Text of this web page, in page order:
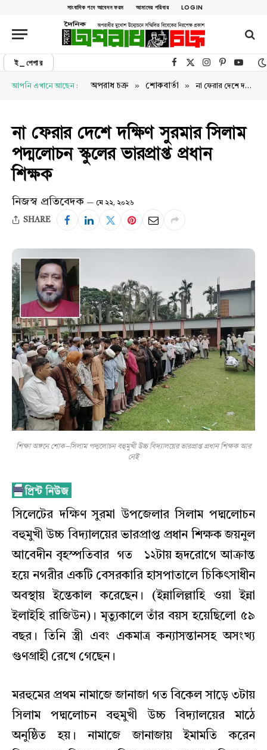
সাংবাদিক পদে আবেদন ফরম আমাদের পরিবার LOGIN
ই_পেপার Facebook
X (Twitter)Instagram
Pinterest
আপনি এখানে আছেন : অপরাধ চক্র » শোকবার্তা » না ফেরার দেশে দক্ষিণ সুরমার সিলাম পদ্মলোচন স্কুলের ভারপ্রাপ্ত প্রধান শিক্ষক
না ফেরার দেশে দক্ষিণ সুরমার সিলাম
পদ্মলোচন স্কুলের ভারপ্রাপ্ত প্রধান
শিক্ষক
নিজস্ব প্রতিবেদক মে ২২, ২০২৬
SHARE
শিক্ষা অঙ্গনে শোক—সিলাম পদ্মলোচন বহুমুখী উচ্চ বিদ্যালয়ের ভারপ্রাপ্ত প্রধান শিক্ষক আর
নেই
সিলেটের দক্ষিণ সুরমা উপজেলার সিলাম পদ্মলোচন
বহুমুখী উচ্চ বিদ্যালয়ের ভারপ্রাপ্ত প্রধান শিক্ষক জয়নুল
আবেদীন বৃহস্পতিবার গত ১২টায় হৃদরোগে আক্রান্ত
হয়ে নগরীর একটি বেসরকারি হাসপাতালে চিকিৎসাধীন
অবস্থায় ইন্তেকাল করেছেন। (ইন্নালিল্লাহি ওয়া ইন্না
ইলাইহি রাজিউন)। মৃত্যুকালে তাঁর বয়স হয়েছিলো ৫৯
বছর। তিনি স্ত্রী এবং একমাত্র কন্যাসন্তানসহ অসংখ্য
গুণগ্রাহী রেখে গেছেন।
মরহুমের প্রথম নামাজে জানাজা গত বিকেল সাড়ে ৩টায়
সিলাম পদ্মলোচন বহুমুখী উচ্চ বিদ্যালয়ের মাঠে
অনুষ্ঠিত হয়। নামাজে জানাজায় ইমামতি করেন